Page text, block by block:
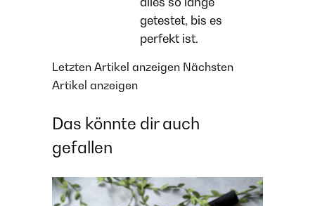
getestet, bis es
perfekt ist.
Letzten Artikel anzeigen Nächsten
Artikel anzeigen
Das könnte dir auch
gefallen